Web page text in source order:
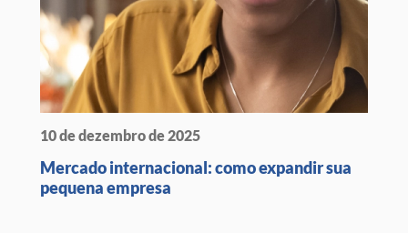
10 de dezembro de 2025
Mercado internacional: como expandir sua
pequena empresa